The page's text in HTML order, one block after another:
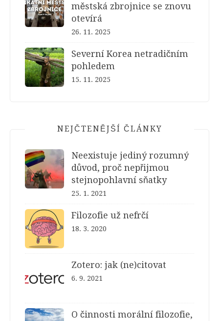
městská zbrojnice se znovu
otevírá
26. 11. 2025
Severní Korea netradičním
pohledem
15. 11. 2025
NEJČTENĚJŠÍ ČLÁNKY
Neexistuje jediný rozumný
důvod, proč nepřijmou
stejnopohlavní sňatky
25. 1. 2021
Filozofie už nefrčí
18. 3. 2020
Zotero: jak (ne)citovat
6. 9. 2021
O činnosti morální filozofie,